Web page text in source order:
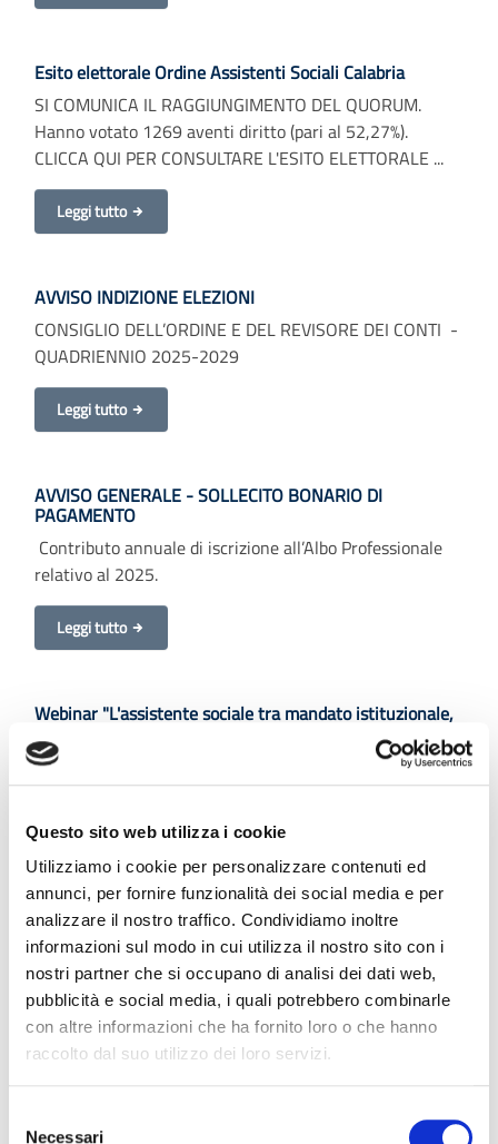
Questo sito web utilizza i cookie
Utilizziamo i cookie per personalizzare contenuti ed
annunci, per fornire funzionalità dei social media e per
analizzare il nostro traffico. Condividiamo inoltre
informazioni sul modo in cui utilizza il nostro sito con i
nostri partner che si occupano di analisi dei dati web,
pubblicità e social media, i quali potrebbero combinarle
con altre informazioni che ha fornito loro o che hanno
raccolto dal suo utilizzo dei loro servizi.
Necessari
Esito elettorale Ordine Assistenti Sociali Calabria
SI COMUNICA IL RAGGIUNGIMENTO DEL QUORUM.
Hanno votato 1269 aventi diritto (pari al 52,27%).
CLICCA QUI PER CONSULTARE L'ESITO ELETTORALE ...
Leggi tutto
AVVISO INDIZIONE ELEZIONI
CONSIGLIO DELL’ORDINE E DEL REVISORE DEI CONTI -
QUADRIENNIO 2025-2029
Leggi tutto
AVVISO GENERALE - SOLLECITO BONARIO DI
PAGAMENTO
Contributo annuale di iscrizione all’Albo Professionale
relativo al 2025.
Leggi tutto
Webinar "L'assistente sociale tra mandato istituzionale,
13 maggio 2025 - Auditorium Centro Giustizia Minorile
della Calabria Partecipazione in presenza e on line.
Leggi tutto
Progetto di ricerca
sul tema “l’Allontanamento del bambino dalla famiglia
d’origine nei contesti di protezione" - Partecipazione con
questionario ...